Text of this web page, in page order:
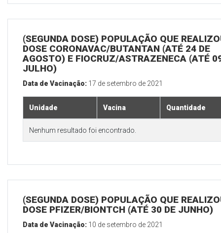
(SEGUNDA DOSE) POPULAÇÃO QUE
DOSE CORONAVAC/BUTANTAN (ATÉ 24 DE
AGOSTO) E FIOCRUZ/ASTRAZENECA (ATÉ
JULHO)
Data de Vacinação: 17 de setembro de 2021
Unidade Vacina Quantidade
Nenhum resultado foi encontrado.
(SEGUNDA DOSE) POPULAÇÃO QUE
DOSE PFIZER/BIONTCH (ATÉ 30 DE JUNHO)
Data de Vacinação: 10 de setembro de 2021